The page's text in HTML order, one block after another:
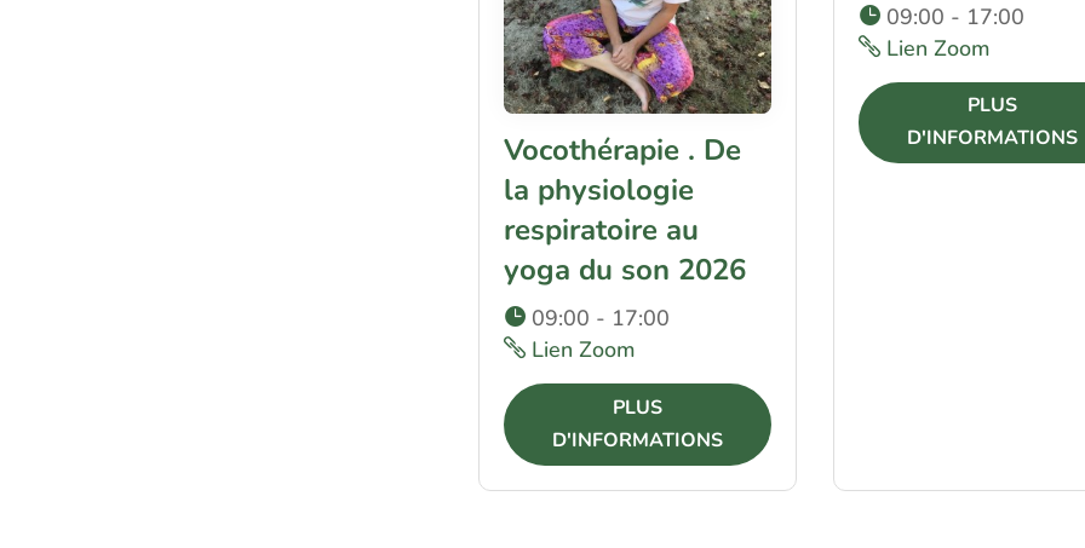
Vocothérapie . De
la physiologie
respiratoire au
yoga du son 2026
09:00 - 17:00
Lien Zoom
PLUS
D'INFORMATIONS
09:00 - 17:00
Lien Zoom
PLUS
D'INFORMATIONS